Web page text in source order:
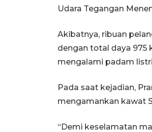
Udara Tegangan
Akibatnya, ribuan
dengan total daya 975
mengalami padam
Pada saat kejadian,
mengamankan kawat
“Demi keselamatan